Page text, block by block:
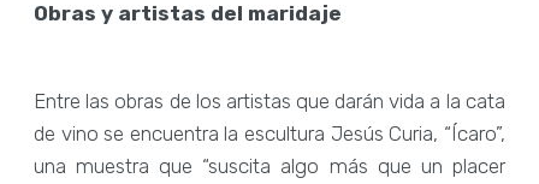
Obras y artistas del maridaje
Entre las obras de los artistas que darán vida a la cata
de vino se encuentra la escultura Jesús Curia, “Ícaro”,
una muestra que “suscita algo más que un placer